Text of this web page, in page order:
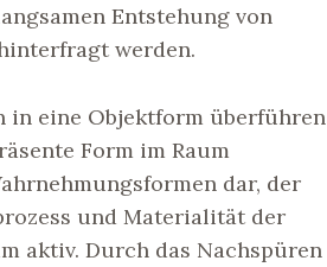
Entstehung von
werden.
in eine Objektform überführen
Form im Raum
dar, der
und Materialität der
aktiv. Durch das Nachspüren